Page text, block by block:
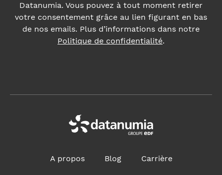
Datanumia. Vous pouvez à tout moment retirer
votre consentement grâce au lien figurant en bas
de nos emails. Plus d’informations dans notre
Politique de confidentialité.
A propos Blog Carrière